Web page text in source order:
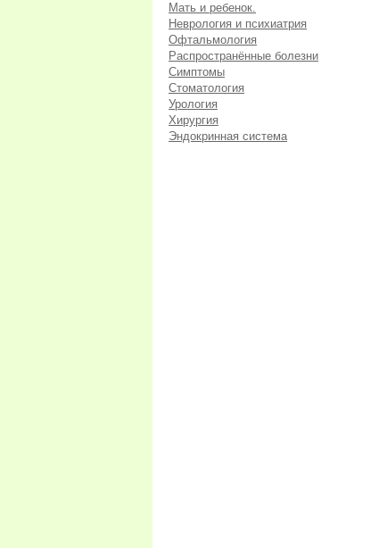
Мать и ребенок.
Неврология и психиатрия
Офтальмология
Распространённые болезни
Симптомы
Стоматология
Урология
Хирургия
Эндокринная система